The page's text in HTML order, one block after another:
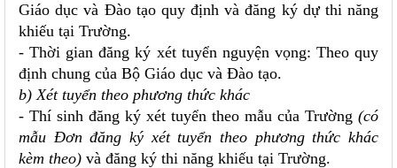
Giáo dục và Đào tạo quy định và đăng ký dự thi năng
khiếu tại Trường.
- Thời gian đăng ký xét tuyển nguyện vọng: Theo quy
định chung của Bộ Giáo dục và Đào tạo.
b) Xét tuyển theo phương thức khác
- Thí sinh đăng ký xét tuyển theo mẫu của Trường (có
mẫu Đơn đăng ký xét tuyển theo phương thức khác
kèm theo) và đăng ký thi năng khiếu tại Trường.